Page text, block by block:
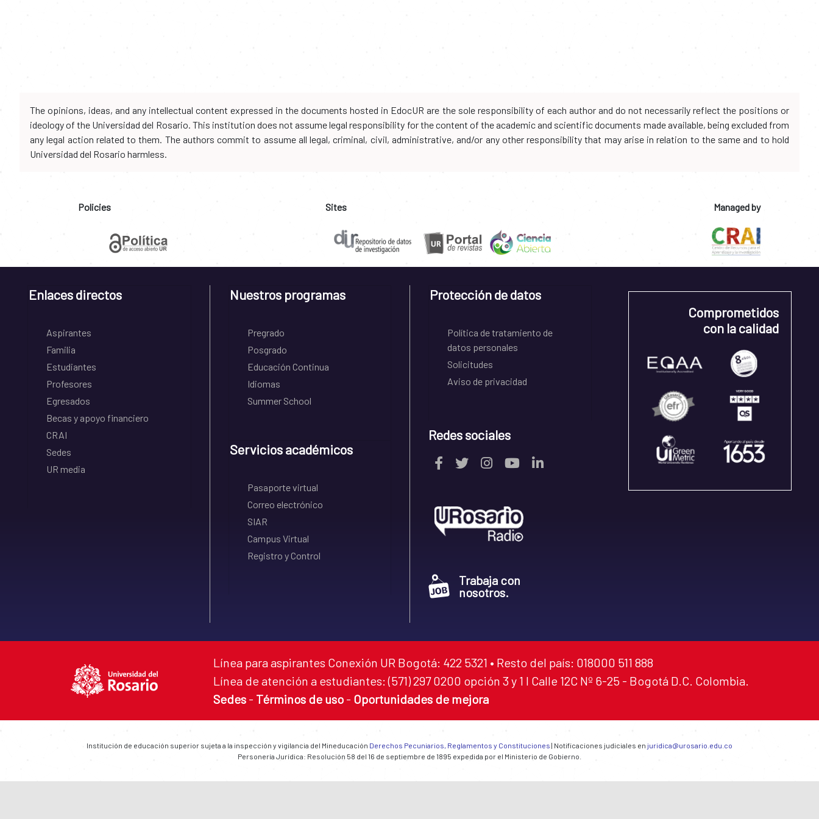
The opinions, ideas, and any intellectual content expressed in the documents hosted in EdocUR are the sole responsibility of each author and do not necessarily reflect the positions or
ideology of the Universidad del Rosario. This institution does not assume legal responsibility for the content of the academic and scientific documents made available, being excluded from
any legal action related to them. The authors commit to assume all legal, criminal, civil, administrative, and/or any other responsibility that may arise in relation to the same and to hold
Universidad del Rosario harmless.
Policies Sites Managed by
Enlaces directos
Aspirantes
Familia
Estudiantes
Profesores
Egresados
Becas y apoyo financiero
CRAI
Sedes
UR media
Nuestros programas
Pregrado
Posgrado
Educación Continua
Idiomas
Summer School
Servicios académicos
Pasaporte virtual
Correo electrónico
SIAR
Campus Virtual
Registro y Control
Protección de datos
Política de tratamiento de
datos personales
Solicitudes
Aviso de privacidad
Redes sociales
Trabaja con
nosotros.
Comprometidos
con la calidad
Línea para aspirantes Conexión UR Bogotá: 422 5321 • Resto del país: 018000 511 888
Línea de atención a estudiantes: (571) 297 0200 opción 3 y 1 I Calle 12C Nº 6-25 - Bogotá D.C. Colombia.
Sedes - Términos de uso - Oportunidades de mejora
Institución de educación superior sujeta a la inspección y vigilancia del Mineducación Derechos Pecuniarios, Reglamentos y Constituciones | Notificaciones judiciales en juridica@urosario.edu.co
Personería Jurídica: Resolución 58 del 16 de septiembre de 1895 expedida por el Ministerio de Gobierno.